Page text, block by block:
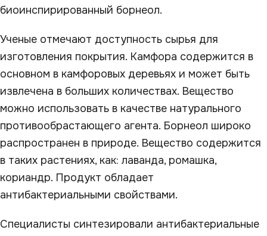
биоинспирированный борнеол.
Ученые отмечают доступность сырья для
изготовления покрытия. Камфора содержится в
основном в камфоровых деревьях и может быть
извлечена в больших количествах. Вещество
можно использовать в качестве натурального
противообрастающего агента. Борнеол широко
распространен в природе. Вещество содержится
в таких растениях, как: лаванда, ромашка,
кориандр. Продукт обладает
антибактериальными свойствами.
Специалисты синтезировали антибактериальные